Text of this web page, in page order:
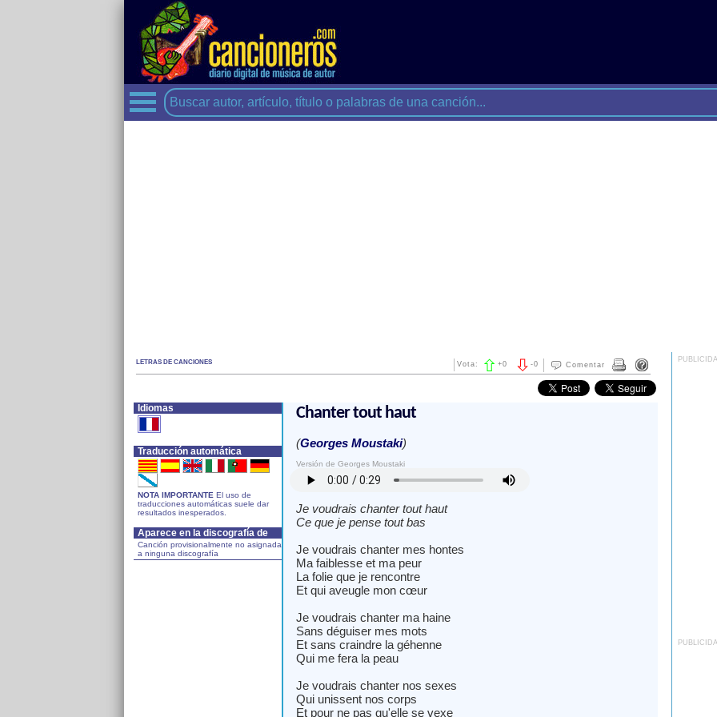
LETRAS DE CANCIONES Comentar
-0
Vota: +0
Idiomas
Traducción automática
NOTA IMPORTANTE El uso de
traducciones automáticas suele dar
resultados inesperados.
Aparece en la discografía de
Canción provisionalmente no asignada
a ninguna discografía
Chanter tout haut
(Georges Moustaki)
Versión de Georges Moustaki
Je voudrais chanter tout haut
Ce que je pense tout bas
Je voudrais chanter mes hontes
Ma faiblesse et ma peur
La folie que je rencontre
Et qui aveugle mon cœur
Je voudrais chanter ma haine
Sans déguiser mes mots
Et sans craindre la géhenne
Qui me fera la peau
Je voudrais chanter nos sexes
Qui unissent nos corps
Et pour ne pas qu'elle se vexe